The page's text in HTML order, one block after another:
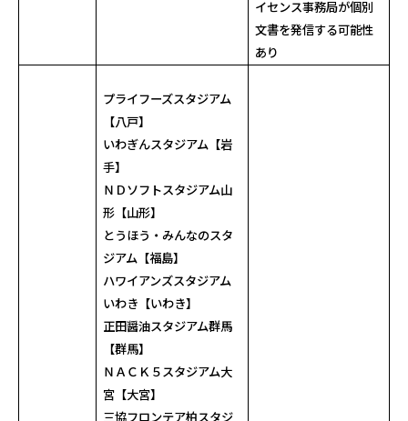
イセンス事務局が個別
文書を発信する可能性
あり
プライフーズスタジアム
【八戸】
いわぎんスタジアム【岩
手】
ＮＤソフトスタジアム山
形【山形】
とうほう・みんなのスタ
ジアム【福島】
ハワイアンズスタジアム
いわき【いわき】
正田醤油スタジアム群馬
【群馬】
ＮＡＣＫ５スタジアム大
宮【大宮】
三協フロンテア柏スタジ